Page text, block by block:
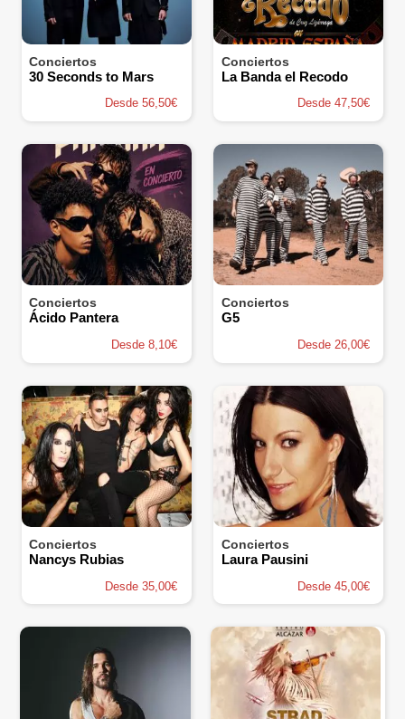
Conciertos
30 Seconds to Mars
Desde 56,50€
Conciertos
La Banda el Recodo
Desde 47,50€
Conciertos
Ácido Pantera
Desde 8,10€
Conciertos
G5
Desde 26,00€
Conciertos
Nancys Rubias
Desde 35,00€
Conciertos
Laura Pausini
Desde 45,00€